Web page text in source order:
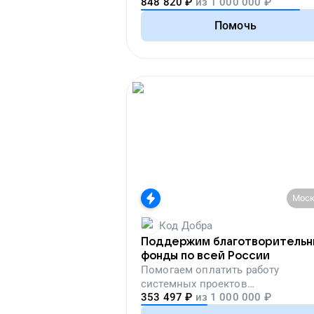
лекарства, корм и предметы
необходимости
Помочь
Код Добра
Поддержим
фонды по всей России
Помогаем оплатить работу
системных проектов
благотворительных организаций
353 497 ₽ из 1 000 000 ₽